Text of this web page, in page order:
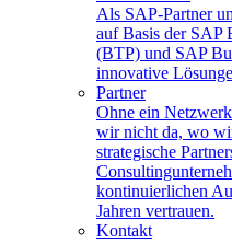
Als SAP-Partner
auf Basis der SAP
(BTP) und SAP
innovative
Partner
Ohne ein
wir nicht da, wo
strategische
kontinuierlichen
Jahren vertrauen.
Kontakt